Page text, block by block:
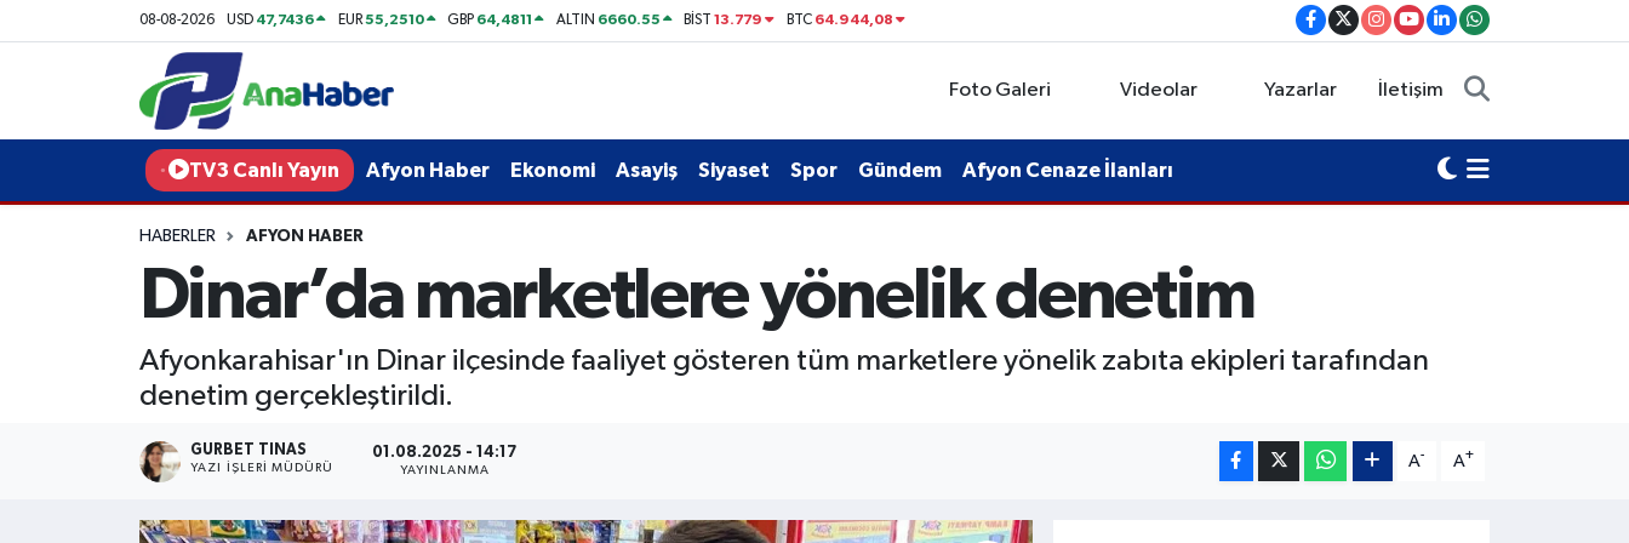
08-08-2026 USD 47,7436 EUR55,2510 GBP 64,4811 ALTIN 6660.55 BİST13.779 BTC 64.944,08
Foto Galeri Videolar Yazarlar İletişim
TV3 Canlı Yayın Afyon Haber Ekonomi Asayiş Siyaset Spor Gündem Afyon Cenaze İlanları
HABERLER AFYON HABER
Dinar’da marketlere yönelik denetim
Afyonkarahisar'ın Dinar ilçesinde faaliyet gösteren tüm marketlere yönelik zabıta ekipleri tarafından
denetim gerçekleştirildi.
GURBET TINAS
YAZI İŞLERI MÜDÜRÜ
01.08.2025 - 14:17
YAYINLANMA
A- A+
Yurt Haber
Afyon Haber
Teknoloji
Afyonkarahisar Nöbetçi Eczaneler
Afyonkarahisar Hava Durumu
Afyonkarahisar Trafik Yoğunluk Haritası
Tüm Manşetler
Son Dakika Haberleri
Haber Arşivi